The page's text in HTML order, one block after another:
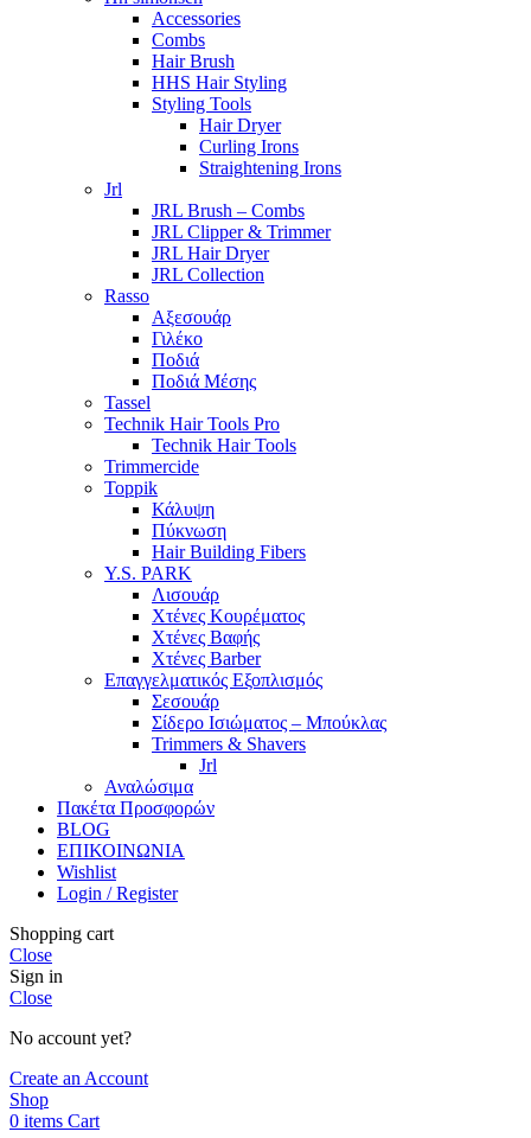
Accessories
Combs
Hair Brush
HHS Hair Styling
Styling Tools
Hair Dryer
Curling Irons
Straightening Irons
Jrl
JRL Brush – Combs
JRL Clipper & Trimmer
JRL Hair Dryer
JRL Collection
Rasso
Αξεσουάρ
Γιλέκο
Ποδιά
Ποδιά Μέσης
Tassel
Technik Hair Tools Pro
Technik Hair Tools
Trimmercide
Toppik
Κάλυψη
Πύκνωση
Hair Building Fibers
Y.S. PARK
Λισουάρ
Χτένες Κουρέματος
Χτένες Βαφής
Χτένες Barber
Επαγγελματικός Εξοπλισμός
Σεσουάρ
Σίδερο Ισιώματος – Μπούκλας
Trimmers & Shavers
Jrl
Αναλώσιμα
Πακέτα Προσφορών
BLOG
ΕΠΙΚΟΙΝΩΝΙΑ
Wishlist
Login / Register
Shopping cart
Close
Sign in
Close
No account yet?
Create an Account
Shop
0 items Cart